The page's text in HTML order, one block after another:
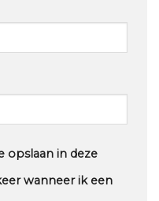
opslaan in deze
wanneer ik een